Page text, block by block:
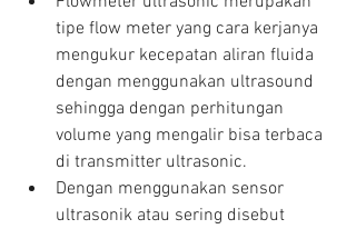
tipe flow meter yang cara kerjanya
mengukur kecepatan aliran fluida
dengan menggunakan ultrasound
sehingga dengan perhitungan
volume yang mengalir bisa terbaca
di transmitter ultrasonic.
Dengan menggunakan sensor
ultrasonik atau sering disebut